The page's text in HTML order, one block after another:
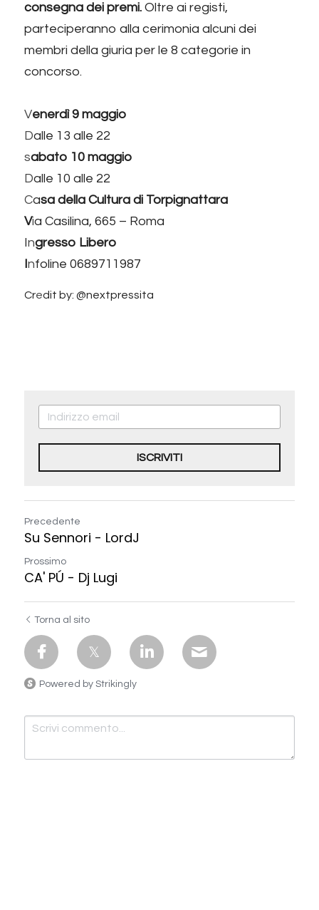
consegna dei premi. Oltre ai registi,
parteciperanno alla cerimonia alcuni dei
membri della giuria per le 8 categorie in
concorso.
Venerdì 9 maggio
Dalle 13 alle 22
sabato 10 maggio
Dalle 10 alle 22
Casa della Cultura di Torpignattara
Via Casilina, 665 – Roma
Ingresso Libero
Infoline 0689711987
Credit by: @nextpressita
ISCRIVITI
Precedente
Su Sennori - LordJ
Prossimo
CA' PÚ - Dj Lugi
Torna al sito
Powered by Strikingly